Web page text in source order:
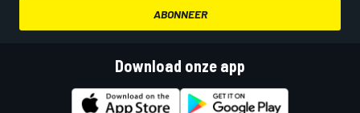
ABONNEER
Download onze app